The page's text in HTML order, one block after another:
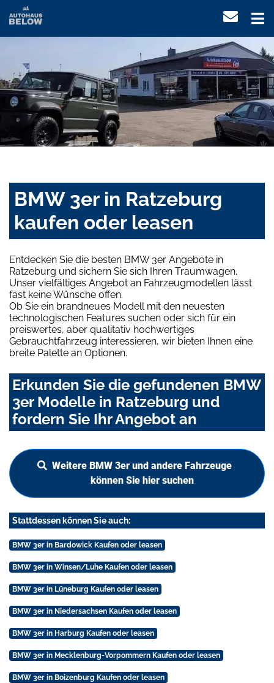
BMW 3er in Ratzeburg
kaufen oder leasen
Entdecken Sie die besten BMW 3er Angebote in
Ratzeburg und sichern Sie sich Ihren Traumwagen.
Unser vielfältiges Angebot an Fahrzeugmodellen lässt
fast keine Wünsche offen.
Ob Sie ein brandneues Modell mit den neuesten
technologischen Features suchen oder sich für ein
preiswertes, aber qualitativ hochwertiges
Gebrauchtfahrzeug interessieren, wir bieten Ihnen eine
breite Palette an Optionen.
Erkunden Sie die gefundenen BMW
3er Modelle in Ratzeburg und
fordern Sie Ihr Angebot an
Weitere BMW 3er und andere Fahrzeuge
können Sie hier suchen
Stattdessen können Sie auch:
BMW 3er in Bardowick Kaufen oder leasen
BMW 3er in Winsen/Luhe Kaufen oder leasen
BMW 3er in Lüneburg Kaufen oder leasen
BMW 3er in Niedersachsen Kaufen oder leasen
BMW 3er in Harburg Kaufen oder leasen
BMW 3er in Mecklenburg-Vorpommern Kaufen oder leasen
BMW 3er in Boizenburg Kaufen oder leasen